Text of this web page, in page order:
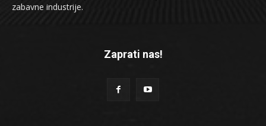
zabavne industrije.
Zaprati nas!